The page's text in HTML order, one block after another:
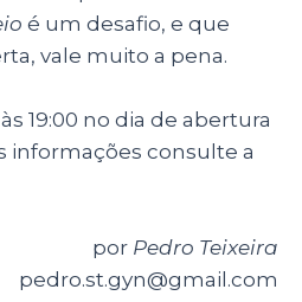
é um desafio, e que
vale muito a pena.
19:00 no dia de abertura
informações consulte a
por Pedro Teixeira
pedro.st.gyn@gmail.com